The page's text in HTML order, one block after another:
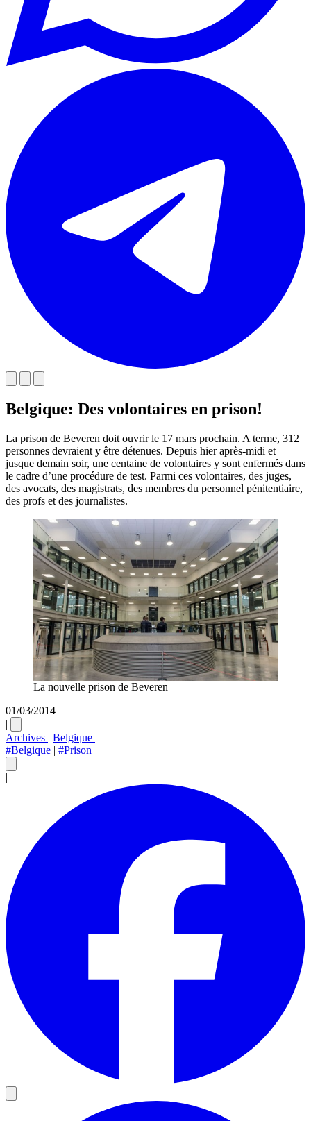
Belgique: Des volontaires en prison!
La prison de Beveren doit ouvrir le 17 mars prochain. A terme, 312
personnes devraient y être détenues. Depuis hier après-midi et
jusque demain soir, une centaine de volontaires y sont enfermés dans
le cadre d’une procédure de test. Parmi ces volontaires, des juges,
des avocats, des magistrats, des membres du personnel pénitentiaire,
des profs et des journalistes.
La nouvelle prison de Beveren
01/03/2014
|
Archives | Belgique |
#Belgique | #Prison
|